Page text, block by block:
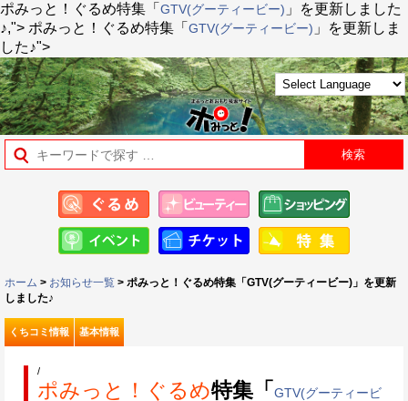
ポみっと！ぐるめ特集「 GTV(グーティービー) 」を更新しました
♪,"> ポみっと！ぐるめ特集「 GTV(グーティービー) 」を更新しま
した♪">
ホーム > お知らせ一覧 > ポみっと！ぐるめ特集「GTV(グーティービー)」を更新
しました♪
くちコミ情報 基本情報
/
ポみっと！ぐるめ特集「GTV(グーティービ